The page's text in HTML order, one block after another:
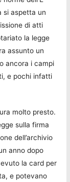
si aspetta un
di atti
la legge
assunto un
ancora i campi
e pochi infatti
molto presto.
sulla firma
dell’archivio
anno dopo
la card per
e potevano